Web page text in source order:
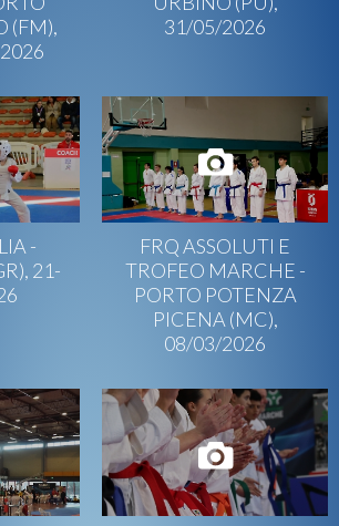
(FM),
31/05/2026
-
21-
FRQ ASSOLUTI E
TROFEO MARCHE -
PORTO POTENZA
PICENA (MC),
08/03/2026